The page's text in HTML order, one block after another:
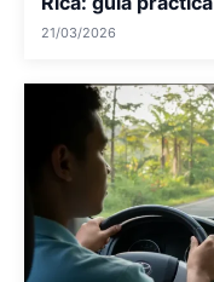
21/03/2026